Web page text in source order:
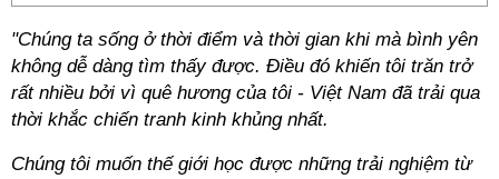
"Chúng ta sống ở thời điểm và thời gian khi mà bình yên
không dễ dàng tìm thấy được. Điều đó khiến tôi trăn trở
rất nhiều bởi vì quê hương của tôi - Việt Nam đã trải qua
thời khắc chiến tranh kinh khủng nhất.
Chúng tôi muốn thế giới học được những trải nghiệm từ